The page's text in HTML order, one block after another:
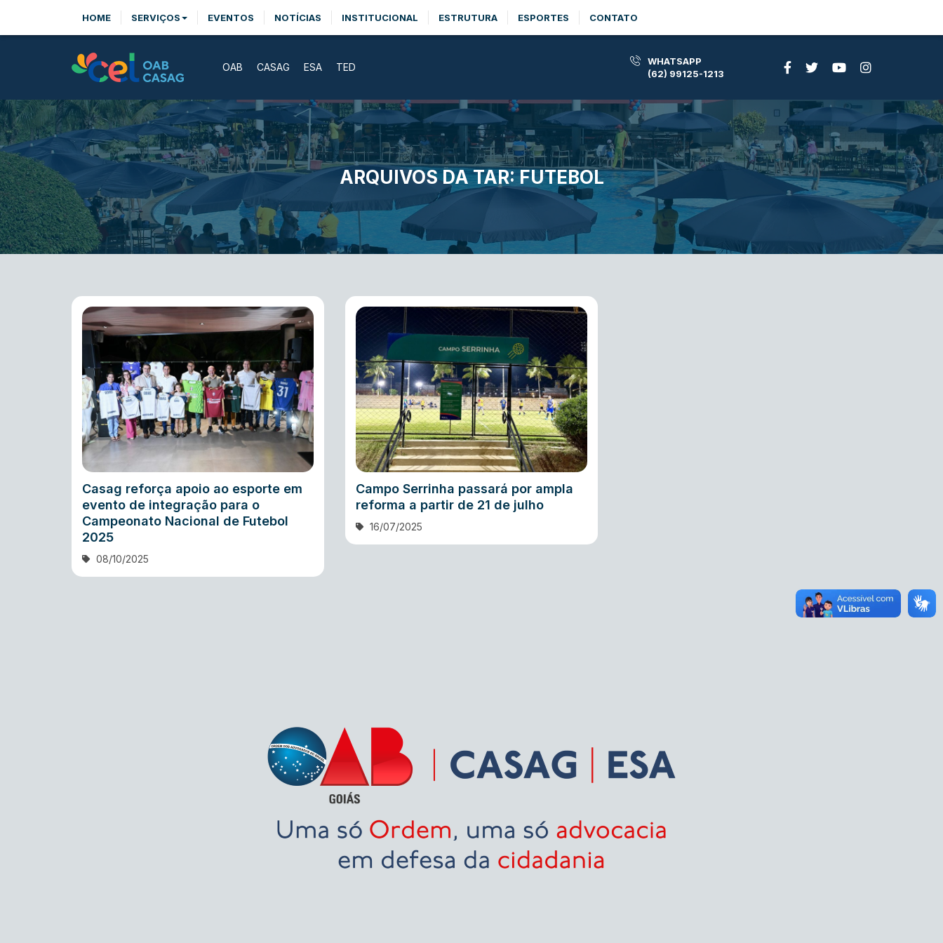
HOME SERVIÇOS EVENTOS NOTÍCIAS INSTITUCIONAL ESTRUTURA ESPORTES CONTATO
OAB CASAG ESA TED
WHATSAPP
(62) 99125-1213
ARQUIVOS DA TAR:FUTEBOL
Casag reforça apoio ao esporte em
evento de integração para o
Campeonato Nacional de Futebol
2025
08/10/2025
Campo Serrinha passará por ampla
reforma a partir de 21 de julho
16/07/2025